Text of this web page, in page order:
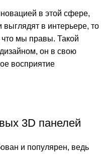
в этой сфере,
выглядят в интерьере, то
что мы правы. Такой
он в свою
восприятие
3D панелей
и популярен, ведь